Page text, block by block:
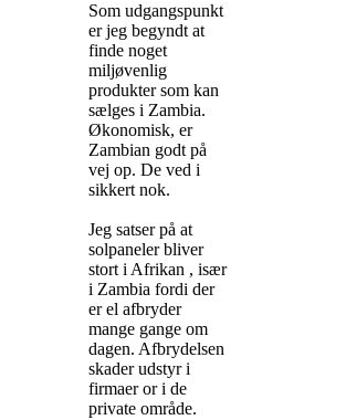
Som udgangspunkt
er jeg begyndt at
finde noget
miljøvenlig
produkter som kan
sælges i Zambia.
Økonomisk, er
Zambian godt på
vej op. De ved i
sikkert nok.
Jeg satser på at
solpaneler bliver
stort i Afrikan , især
i Zambia fordi der
er el afbryder
mange gange om
dagen. Afbrydelsen
skader udstyr i
firmaer or i de
private område.